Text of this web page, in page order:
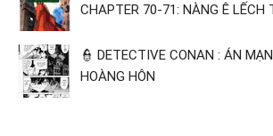
CHAPTER 70-71: NÀNG Ê LẾCH
👮 DETECTIVE CONAN : ÁN
HOÀNG HÔN